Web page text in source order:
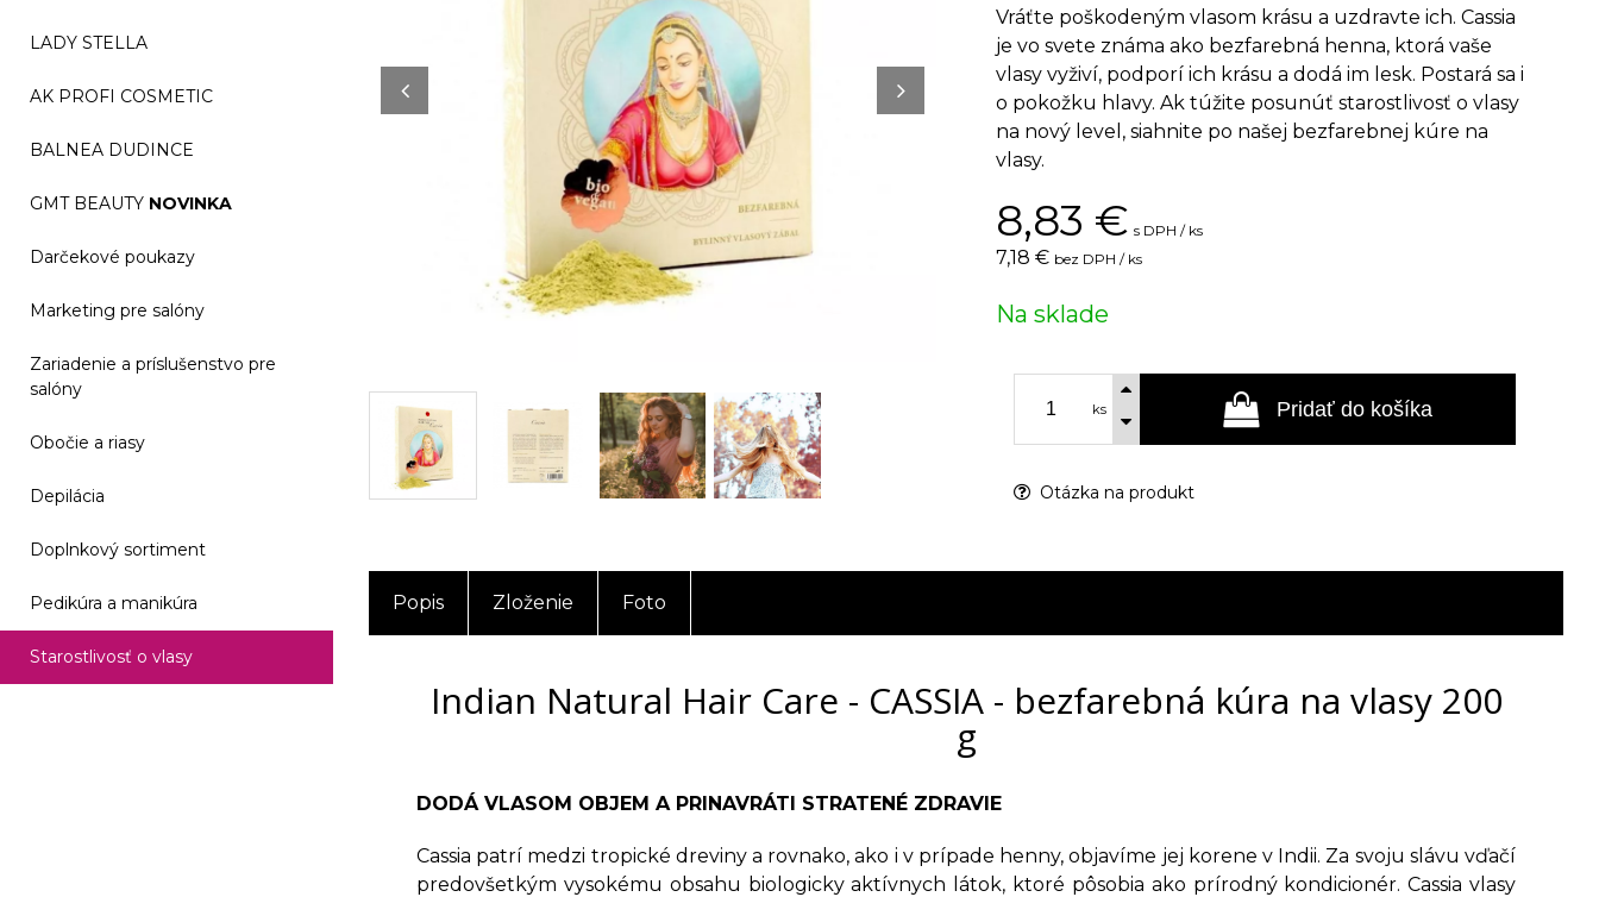
LADY STELLA
AK PROFI COSMETIC
BALNEA DUDINCE
GMT BEAUTY NOVINKA
Darčekové poukazy
Marketing pre salóny
Zariadenie a príslušenstvo pre
salóny
Obočie a riasy
Depilácia
Doplnkový sortiment
Pedikúra a manikúra
Starostlivosť o vlasy
Vráťte poškodeným vlasom krásu a uzdravte ich. Cassia
je vo svete známa ako bezfarebná henna, ktorá vaše
vlasy vyživí, podporí ich krásu a dodá im lesk. Postará sa i
o pokožku hlavy. Ak túžite posunúť starostlivosť o vlasy
na nový level, siahnite po našej bezfarebnej kúre na
vlasy.
8,83 € s DPH / ks
7,18 € bez DPH / ks
Na sklade
ks Pridať do košíka
Otázka na produkt
Popis Zloženie Foto
Indian Natural Hair Care - CASSIA - bezfarebná kúra na vlasy 200
g
DODÁ VLASOM OBJEM A PRINAVRÁTI STRATENÉ ZDRAVIE
Cassia patrí medzi tropické dreviny a rovnako, ako i v prípade henny, objavíme jej korene v Indii. Za svoju slávu vďačí
predovšetkým vysokému obsahu biologicky aktívnych látok, ktoré pôsobia ako prírodný kondicionér. Cassia vlasy